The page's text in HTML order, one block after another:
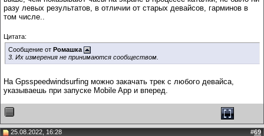
разу левых результатов, в отличии от старых девайсов, гарминов в
том числе..
Цитата:
Сообщение от Ромашка
3. Их измерения не принимаются сообществом.
На Gpsspeedwindsurfing можно закачать трек с любого девайса,
указываешь при запуске Mobile App и вперед.
25.08.2022, 16:28 #69